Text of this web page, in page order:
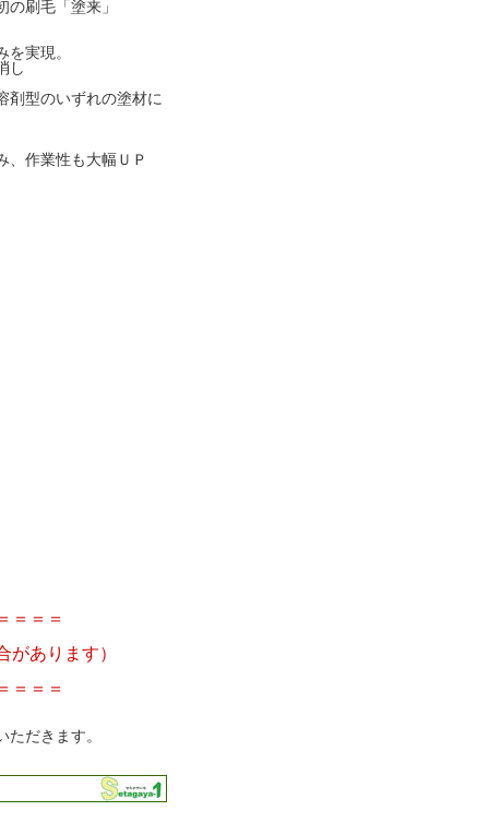
刷毛「塗来」
実現。
し
剤型のいずれの塗材に
、作業性も大幅ＵＰ
＝＝＝
あります）
＝＝＝
だきます。